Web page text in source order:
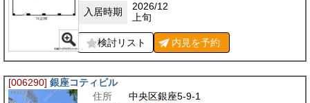
入居時期
2026/12
上旬
検討リスト 内見を予約
[006290] 銀座コティビル
住所
中央区銀座5-9-1